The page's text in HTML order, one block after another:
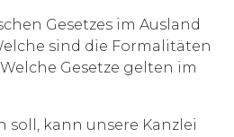
Gesetzes im Ausland
sind die Formalitäten
Gesetze gelten im
kann unsere Kanzlei